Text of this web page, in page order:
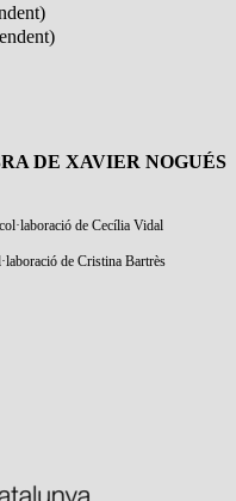
DE XAVIER NOGUÉS
de Cecília Vidal
de Cristina Bartrès